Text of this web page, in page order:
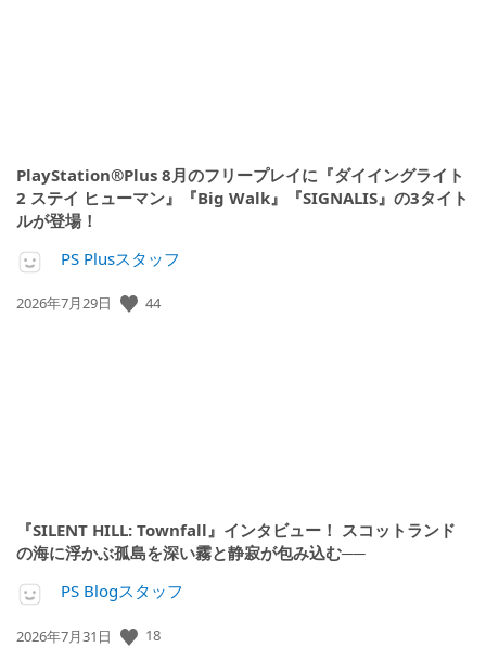
PlayStation®Plus 8月のフリープレイに『ダイイングライト
2 ステイ ヒューマン』『Big Walk』『SIGNALIS』の3タイト
ルが登場！
PS Plusスタッフ
公
2026年7月29日 44
『SILENT HILL: Townfall』インタビュー！ スコットランド
の海に浮かぶ孤島を深い霧と静寂が包み込む──
PS Blogスタッフ
公
2026年7月31日 18